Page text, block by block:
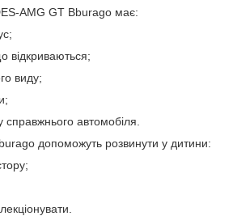
AMG GT Bburago має:
відкриваються;
виду;
справжнього автомобіля.
допоможуть розвинути у дитини: